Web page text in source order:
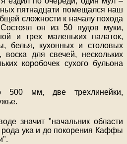
пятнадцати помещался наш
сложности к началу похода
он из 50 пудов муки,
и трех маленьких палаток,
белья, кухонных и столовых
воска для свечей, нескольких
коробочек сухого бульона
500 мм, две трехлинейки,
значит "начальник области
рода ука и до покорения Каффы